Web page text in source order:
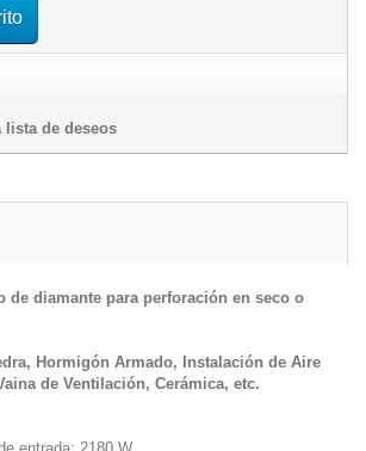
lista de deseos
de diamante para perforación en seco o
Hormigón Armado, Instalación de Aire
de Ventilación, Cerámica, etc.